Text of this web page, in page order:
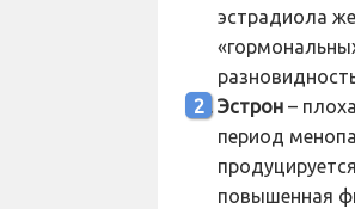
эстрадиола
Эстрон –
период
повышенная